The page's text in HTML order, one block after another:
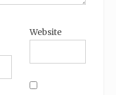
Website